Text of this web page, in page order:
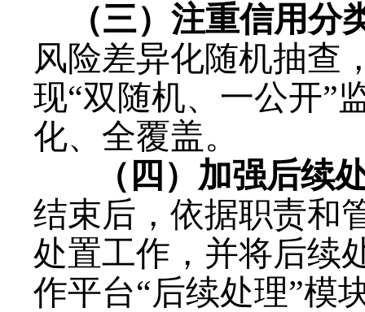
（三） 注重信用分
风险差异化随机抽查
现“双随机、一公开”
化、全覆盖。
（ 四 ） 加强后续
结束后，依据职责和
处置工作，并将后续
作平台“后续处理”模